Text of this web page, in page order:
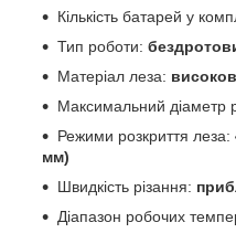
Кількість батарей у
Тип роботи:
Матеріал леза:
Максимальний діаметр
Режими розкриття леза:
мм)
Швидкість різання:
Діапазон робочих